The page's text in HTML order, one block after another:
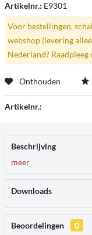
Artikelnr.: E9301
Voor bestellingen,
webshop (levering
Nederland? Raadpleeg
Onthouden
Artikelnr.:
Beschrijving
meer
Downloads
Beoordelingen
0